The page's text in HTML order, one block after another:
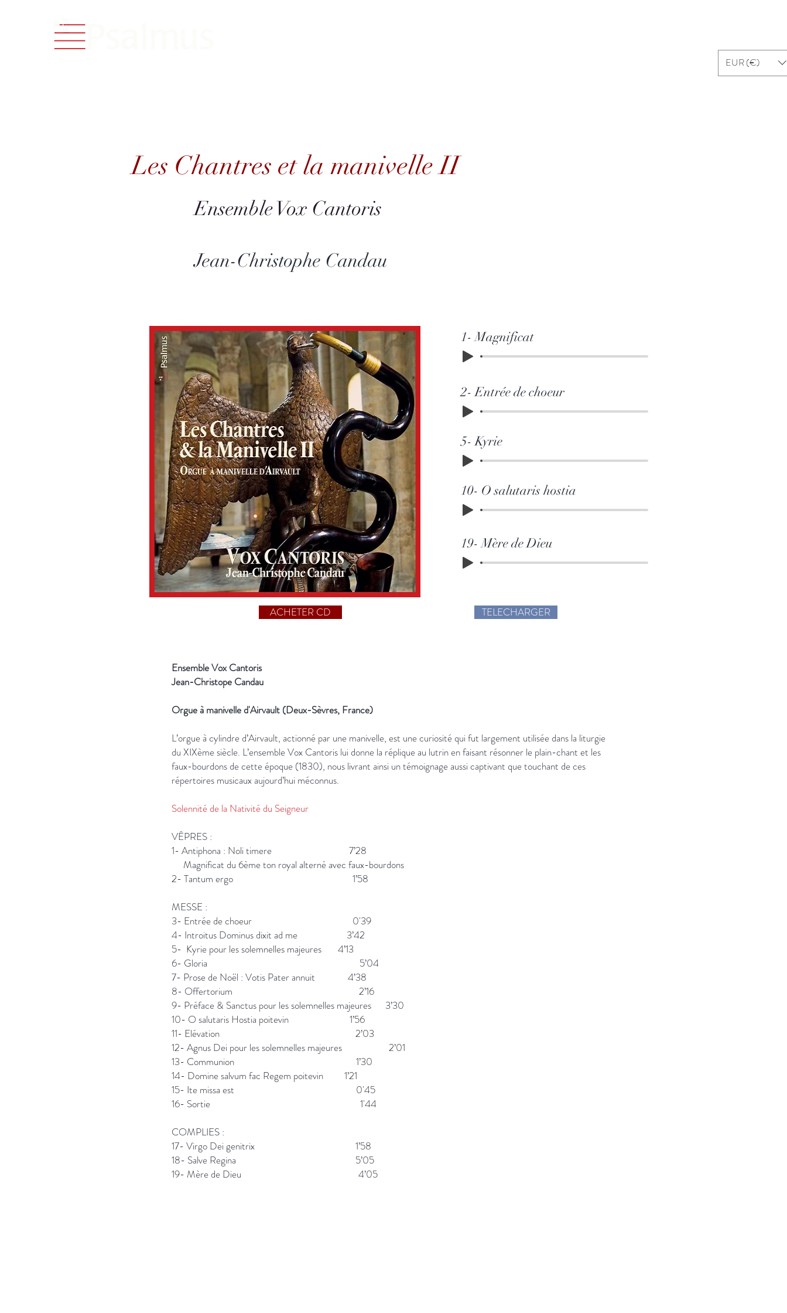
EUR (€)
Les Chantres et la manivelle II
Ensemble Vox Cantoris
Jean-Christophe Candau
ACHETER CD
1- Magnificat
2- Entrée de choeur
5- Kyrie
10- O salutaris hostia
19- Mère de Dieu
TELECHARGER
Ensemble Vox Cantoris
Jean-Christope Candau
Orgue à manivelle d'Airvault (Deux-Sèvres, France)
L’orgue à cylindre d’Airvault, actionné par une manivelle, est une curiosité qui fut largement utilisée dans la liturgie
du XIXème siècle. L’ensemble Vox Cantoris lui donne la réplique au lutrin en faisant résonner le plain-chant et les
faux-bourdons de cette époque (1830), nous livrant ainsi un témoignage aussi captivant que touchant de ces
répertoires musicaux aujourd’hui méconnus.
Solennité de la Nativité du Seigneur
VÊPRES :
1- Antiphona : Noli timere 7’28
Magnificat du 6ème ton royal alterné avec faux-bourdons
2- Tantum ergo 1’58
MESSE :
3- Entrée de choeur 0'39
4- Introitus Dominus dixit ad me 3’42
5- Kyrie pour les solemnelles majeures 4’13
6- Gloria 5’04
7- Prose de Noël : Votis Pater annuit 4’38
8- Offertorium 2’16
9- Préface & Sanctus pour les solemnelles majeures 3’30
10- O salutaris Hostia poitevin 1’56
11- Elévation 2’03
12- Agnus Dei pour les solemnelles majeures 2’01
13- Communion 1’30
14- Domine salvum fac Regem poitevin 1’21
15- Ite missa est 0'45
16- Sortie 1'44
COMPLIES :
17- Virgo Dei genitrix 1’58
18- Salve Regina 5’05
19- Mère de Dieu 4’05